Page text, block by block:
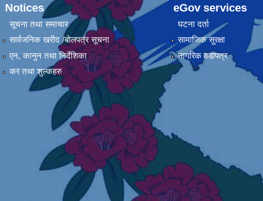
Notices
सूचना तथा समाचार
सार्वजनिक खरीद /बोलपत्र सूचना
एन, कानुन तथा निर्देशिका
कर तथा शुल्कहरु
eGov services
घटना दर्ता
सामाजिक सुरक्षा
नागरिक वडापत्र